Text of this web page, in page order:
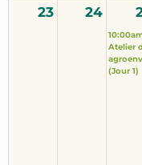
25
630
23 24
Atelier
(Jour 1)